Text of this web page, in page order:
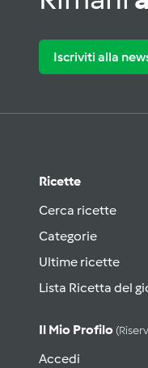
Iscriviti alla
Ricette
Cerca ricette
Categorie
Ultime ricette
Lista Ricetta del
Il Mio Profilo
Accedi